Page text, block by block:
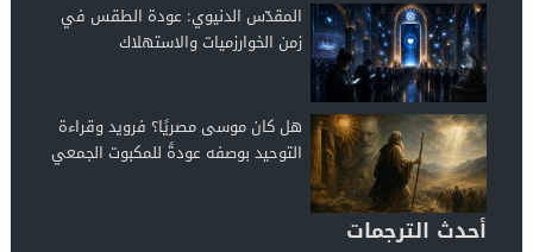
المقدّس الدنيوي: عودة الطقس في
زمن الخوارزميات والاستهلاك
هل كان موسى مصريًا؟ فرويد وقراءة
التوحيد بوصفه عودةً للمكبوت الجمعي
أحدث الترجمات